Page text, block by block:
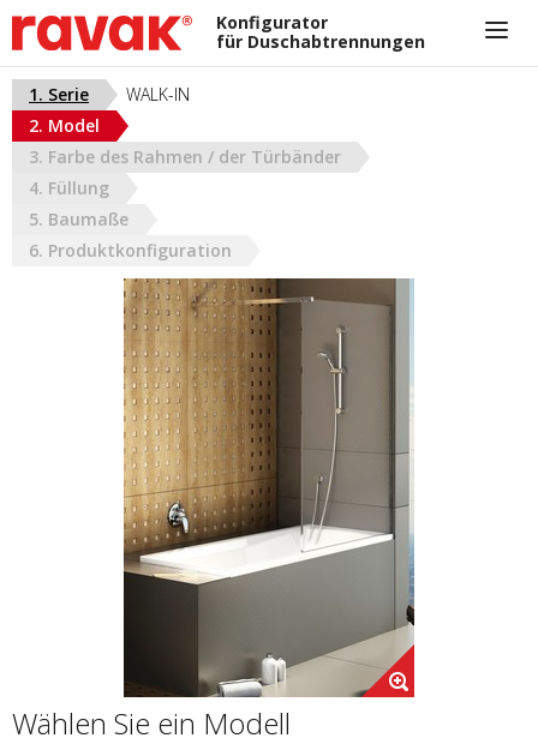
Konfigurator
für Duschabtrennungen
+420 733 162 321
nikola.cizkova@ravak.com
AUSTRIA
1. Serie
WALK-IN
2. Model
3. Farbe des Rahmen / der Türbänder
4. Füllung
5. Baumaße
6. Produktkonfiguration
Wählen Sie ein Modell